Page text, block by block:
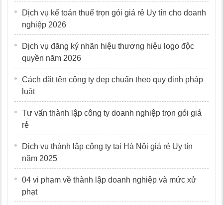
Dịch vụ kế toán thuế trọn gói giá rẻ Uy tín cho doanh
nghiệp 2026
Dịch vụ đăng ký nhãn hiệu thương hiệu logo độc
quyền năm 2026
Cách đặt tên công ty đẹp chuẩn theo quy định pháp
luật
Tư vấn thành lập công ty doanh nghiệp trọn gói giá
rẻ
Dịch vụ thành lập công ty tại Hà Nội giá rẻ Uy tín
năm 2025
04 vi phạm về thành lập doanh nghiệp và mức xử
phạt